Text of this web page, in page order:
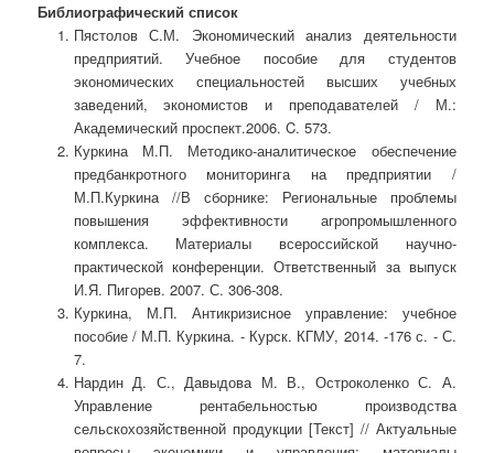
Библиографический список
Пястолов С.М. Экономический анализ деятельности
предприятий. Учебное пособие для студентов
экономических специальностей высших учебных
заведений, экономистов и преподавателей / М.:
Академический проспект.2006. C. 573.
Куркина М.П. Методико-аналитическое обеспечение
предбанкротного мониторинга на предприятии /
М.П.Куркина //В сборнике: Региональные проблемы
повышения эффективности агропромышленного
комплекса. Материалы всероссийской научно-
практической конференции. Ответственный за выпуск
И.Я. Пигорев. 2007. С. 306-308.
Куркина, М.П. Антикризисное управление: учебное
пособие / М.П. Куркина. - Курск. КГМУ, 2014. -176 с. - С.
7.
Нардин Д. С., Давыдова М. В., Остроколенко С. А.
Управление рентабельностью производства
сельскохозяйственной продукции [Текст] // Актуальные